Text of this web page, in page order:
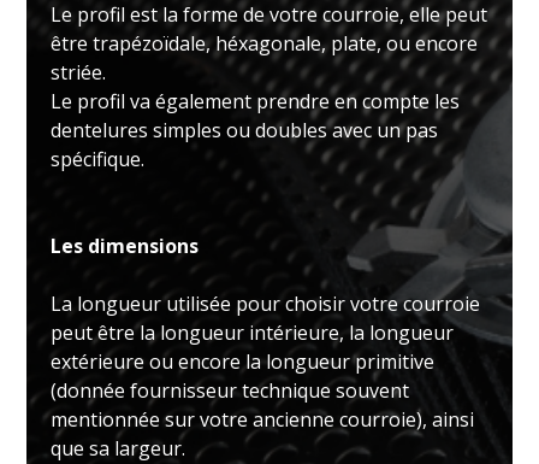
Le profil est la forme de votre courroie, elle peut
être trapézoïdale, héxagonale, plate, ou encore
striée.
Le profil va également prendre en compte les
dentelures simples ou doubles avec un pas
spécifique.
Les dimensions
La longueur utilisée pour choisir votre courroie
peut être la longueur intérieure, la longueur
extérieure ou encore la longueur primitive
(donnée fournisseur technique souvent
mentionnée sur votre ancienne courroie), ainsi
que sa largeur.